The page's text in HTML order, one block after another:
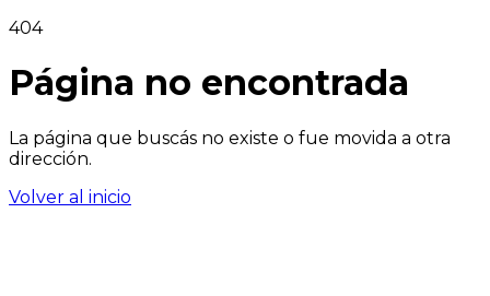
404
Página no encontrada
La página que buscás no existe o fue movida a otra
dirección.
Volver al inicio